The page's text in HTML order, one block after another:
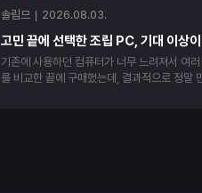
솔림므 2026.08.03.
기존에 사용하던 컴퓨터가 너무 느려져서 여러
를 비교한 끝에 구매했는데, 결과적으로 정말